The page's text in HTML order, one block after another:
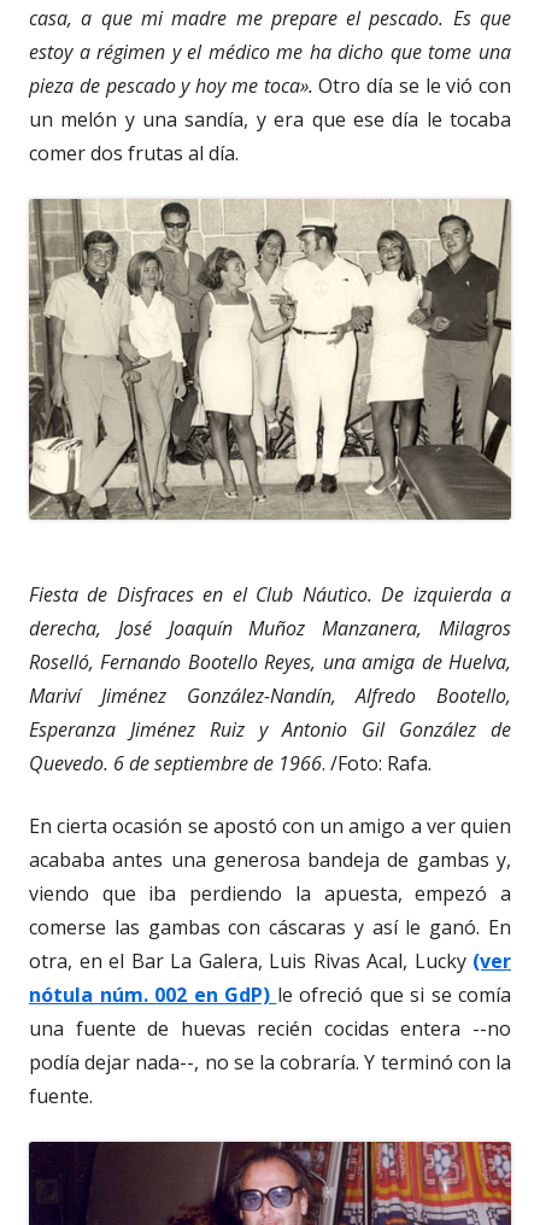
casa, a que mi madre me prepare el pescado. Es que
estoy a régimen y el médico me ha dicho que tome una
pieza de pescado y hoy me toca». Otro día se le vió con
un melón y una sandía, y era que ese día le tocaba
comer dos frutas al día.
Fiesta de Disfraces en el Club Náutico. De izquierda a
derecha, José Joaquín Muñoz Manzanera, Milagros
Roselló, Fernando Bootello Reyes, una amiga de Huelva,
Mariví Jiménez González-Nandín, Alfredo Bootello,
Esperanza Jiménez Ruiz y Antonio Gil González de
Quevedo. 6 de septiembre de 1966. /Foto: Rafa.
En cierta ocasión se apostó con un amigo a ver quien
acababa antes una generosa bandeja de gambas y,
viendo que iba perdiendo la apuesta, empezó a
comerse las gambas con cáscaras y así le ganó. En
otra, en el Bar La Galera, Luis Rivas Acal, Lucky (ver
nótula núm. 002 en GdP) le ofreció que si se comía
una fuente de huevas recién cocidas entera --no
podía dejar nada--, no se la cobraría. Y terminó con la
fuente.